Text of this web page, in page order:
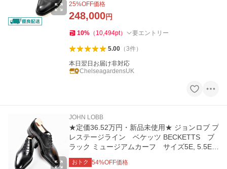
25%OFF価格
248,000円
10% （ 10,494pt） 要エントリー
5.00（3件）
本日翌日お届け非対応
ChelseagardensUK
JOHN LOBB
★定価36.52万円・新品未使用★ ジョンロブ プ
レステージライン ベケッツ BECKETTS ブ
ラック ミュージアムカーフ サイズ5E, 5.5E,
6.5E 箱等付属
おトク 54%OFF価格